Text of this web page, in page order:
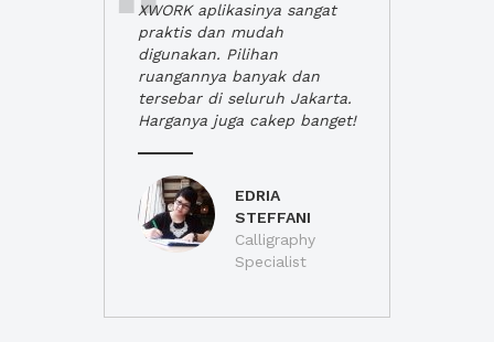
XWORK aplikasinya sangat
praktis dan mudah
digunakan. Pilihan
ruangannya banyak dan
tersebar di seluruh Jakarta.
Harganya juga cakep banget!
EDRIA
STEFFANI
Calligraphy
Specialist